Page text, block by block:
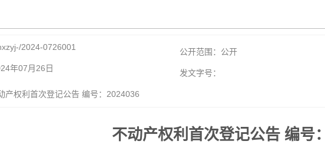
2024-0726001 公开范围：公开
年07月26日
发文字号：
权利首次登记公告 编号：2024036
不动产权利首次登记公告 编号